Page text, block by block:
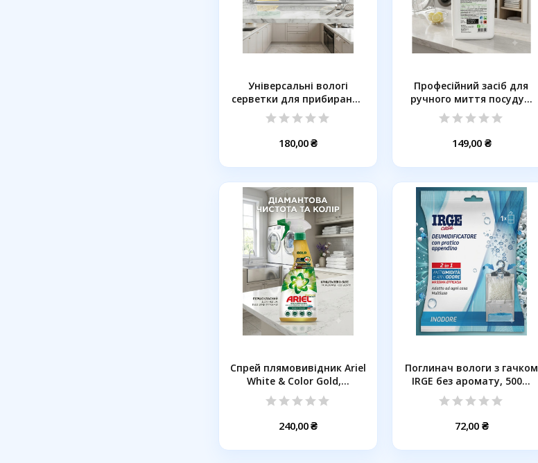
Універсальні вологі
серветки для прибирання
Red...
180,00 ₴
Професійний засіб для
ручного миття посуду...
149,00 ₴
Спрей плямовивідник Ariel
White & Color Gold,...
240,00 ₴
Поглинач вологи з гачком
IRGE без аромату, 500...
72,00 ₴